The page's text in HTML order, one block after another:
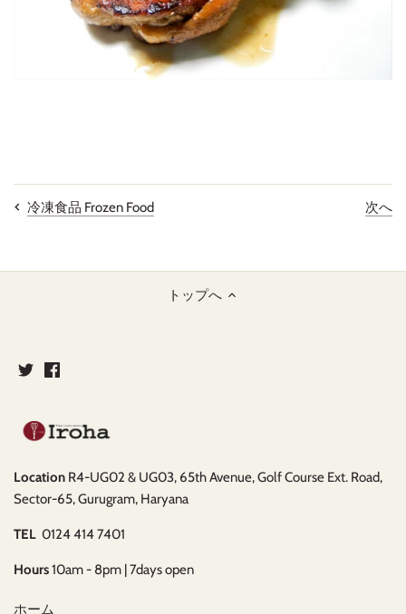
冷凍食品 Frozen Food 次へ
トップへ
Location R4-UG02 & UG03, 65th Avenue, Golf Course Ext. Road,
Sector-65, Gurugram, Haryana
TEL 0124 414 7401
Hours10am - 8pm | 7days open
ホーム